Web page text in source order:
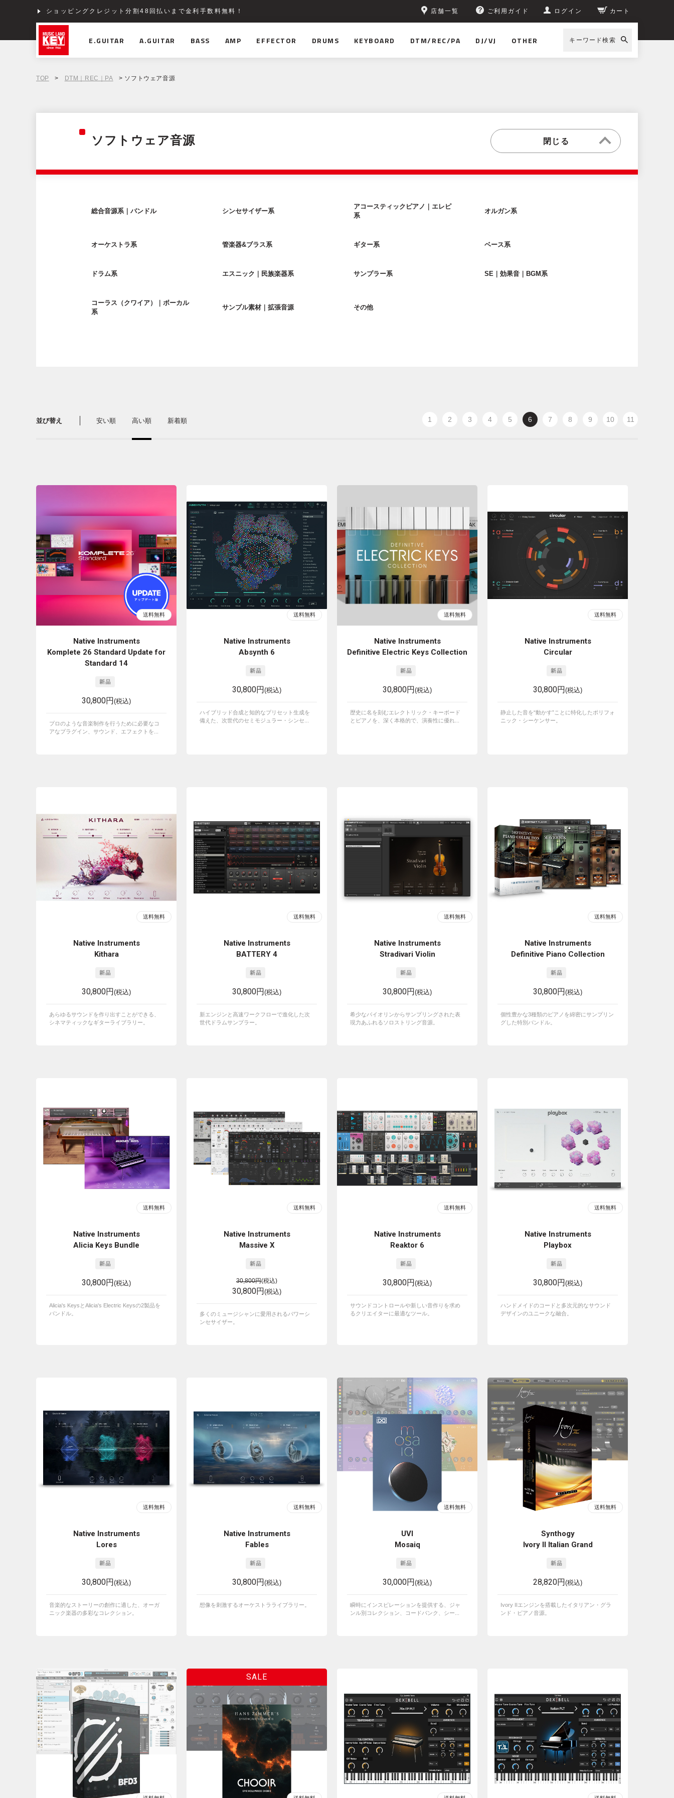
ショッピングクレジット分割48回払いまで金利手数料無料！ 店舗一覧 ご利用ガイド ログイン カート
E.GUITAR A.GUITAR BASS AMP EFFECTOR DRUMS KEYBOARD DTM/REC/PA DJ/VJ OTHER キーワード検索
TOP > DTM｜REC｜PA > ソフトウェア音源
ソフトウェア音源
総合音源系｜バンドル シンセサイザー系
アコースティックピアノ｜エレピ
系
オルガン系
オーケストラ系 管楽器&ブラス系 ギター系 ベース系
ドラム系 エスニック｜民族楽器系 サンプラー系 SE｜効果音｜BGM系
コーラス（クワイア）｜ボーカル
系
サンプル素材｜拡張音源 その他
並び替え 安い順 高い順 新着順 1 2 3 4 5 6 7 8 9 10 11
Native Instruments
Komplete 26 Standard Update for
Standard 14
30,800円(税込)
プロのような音楽制作を行うために必要なコ
アなプラグイン、サウンド、エフェクトを...
Native Instruments
Absynth 6
30,800円(税込)
ハイブリッド合成と知的なプリセット生成を
備えた、次世代のセミモジュラー・シンセ...
Native Instruments
Definitive Electric Keys Collection
30,800円(税込)
歴史に名を刻むエレクトリック・キーボード
とピアノを、深く本格的で、演奏性に優れ...
Native Instruments
Circular
30,800円(税込)
静止した音を“動かす”ことに特化したポリフォ
ニック・シーケンサー。
Native Instruments
Kithara
30,800円(税込)
あらゆるサウンドを作り出すことができる、
シネマティックなギターライブラリー。
Native Instruments
BATTERY 4
30,800円(税込)
新エンジンと高速ワークフローで進化した次
世代ドラムサンプラー。
Native Instruments
Stradivari Violin
30,800円(税込)
希少なバイオリンからサンプリングされた表
現力あふれるソロストリング音源。
Native Instruments
Definitive Piano Collection
30,800円(税込)
個性豊かな3種類のピアノを綿密にサンプリン
グした特別バンドル。
Native Instruments
Alicia Keys Bundle
30,800円(税込)
Alicia's KeysとAlicia's Electric Keysの2製品を
バンドル。
Native Instruments
Massive X
30,800円(税込)
30,800円(税込)
多くのミュージシャンに愛用されるパワーシ
ンセサイザー。
Native Instruments
Reaktor 6
30,800円(税込)
サウンドコントロールや新しい音作りを求め
るクリエイターに最適なツール。
Native Instruments
Playbox
30,800円(税込)
ハンドメイドのコードと多次元的なサウンド
デザインのユニークな融合。
Native Instruments
Lores
30,800円(税込)
音楽的なストーリーの創作に適した、オーガ
ニック楽器の多彩なコレクション。
Native Instruments
Fables
30,800円(税込)
想像を刺激するオーケストラライブラリー。
UVI
Mosaiq
30,000円(税込)
瞬時にインスピレーションを提供する、ジャ
ンル別コレクション、コードバンク、シー...
Synthogy
Ivory II Italian Grand
28,820円(税込)
Ivory IIエンジンを搭載したイタリアン・グラ
ンド・ピアノ音源。